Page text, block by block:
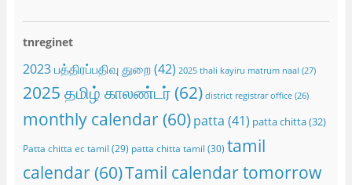
tnreginet
2023 பத்திரப்பதிவு துறை(42) 2025 thali kayiru matrum naal (27)
2025 தமிழ் காலண்டர்(62) district registrar office(26)
monthly calendar(60) patta (41) patta chitta(32)
Patta chitta ec tamil (29) patta chitta tamil (30) tamil
calendar(60)Tamil calendar tomorrow